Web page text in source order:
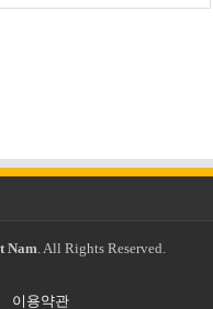
Nam. All Rights Reserved.
이용약관